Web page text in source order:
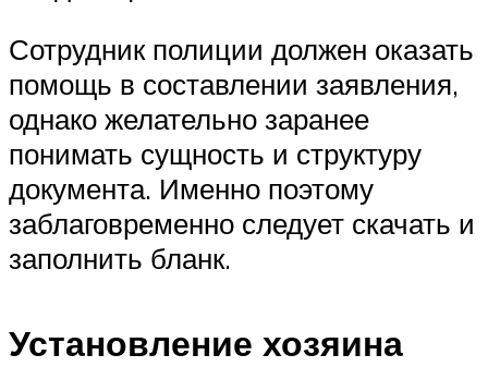
Сотрудник полиции должен оказать
помощь в составлении заявления,
однако желательно заранее
понимать сущность и структуру
документа. Именно поэтому
заблаговременно следует скачать и
заполнить бланк.
Установление хозяина